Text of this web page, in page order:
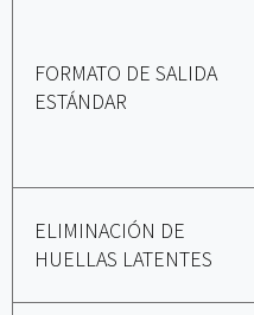
FORMATO DE SALIDA
ESTÁNDAR
ELIMINACIÓN DE
HUELLAS LATENTES